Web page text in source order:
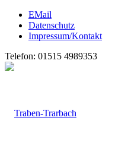
EMail
Datenschutz
Impressum/Kontakt
Telefon: 01515 4989353